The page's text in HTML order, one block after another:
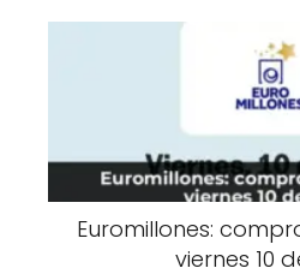
Euromillones:
viernes 10